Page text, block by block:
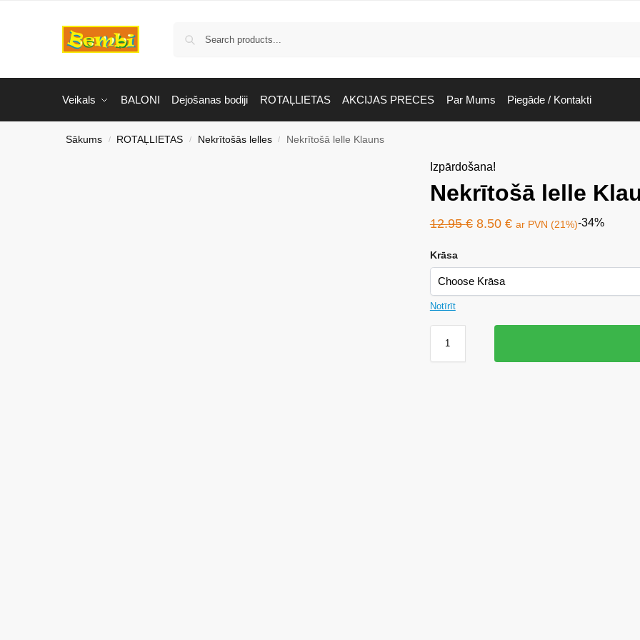
Veikals BALONI Dejošanas bodiji ROTAĻLIETAS AKCIJAS PRECES Par Mums Piegāde / Kontakti
Sākums / ROTAĻLIETAS / Nekrītošās lelles / Nekrītošā lelle Klauns
Izpārdošana!
Nekrītošā lelle
12.95€ 8.50 € ar PVN (21%)-34%
Krāsa
Notīrīt